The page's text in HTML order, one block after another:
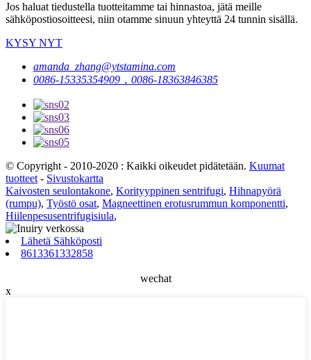
Jos haluat tiedustella tuotteitamme tai hinnastoa, jätä meille
sähköpostiosoitteesi, niin otamme sinuun yhteyttä 24 tunnin sisällä.
KYSY NYT
amanda_zhang@ytstamina.com
0086-15335354909，0086-18363846385
© Copyright - 2010-2020 : Kaikki oikeudet pidätetään. Kuumat
tuotteet - Sivustokartta
Kaivosten seulontakone, Korityyppinen sentrifugi, Hihnapyörä
(rumpu), Työstö osat, Magneettinen erotusrummun komponentti,
Hiilenpesusentrifugisiula,
Lähetä Sähköposti
8613361332858
wechat
x